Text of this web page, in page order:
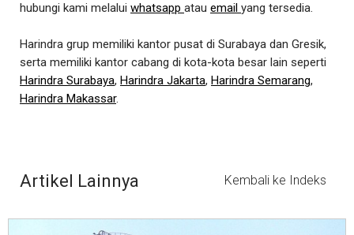
hubungi kami melalui whatsapp atau email yang tersedia.
Harindra grup memiliki kantor pusat di Surabaya dan Gresik,
serta memiliki kantor cabang di kota-kota besar lain seperti
Harindra Surabaya, Harindra Jakarta, Harindra Semarang,
Harindra Makassar.
Artikel Lainnya Kembali ke Indeks